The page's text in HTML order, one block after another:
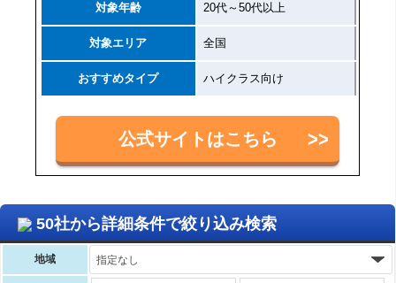
対象年齢 20代～50代以上
対象エリア 全国
おすすめタイプ ハイクラス向け
公式サイトはこちら
50社から詳細条件で絞り込み検索
地域